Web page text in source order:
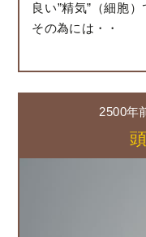
良い”精気”（細胞
その為には・・
2500年